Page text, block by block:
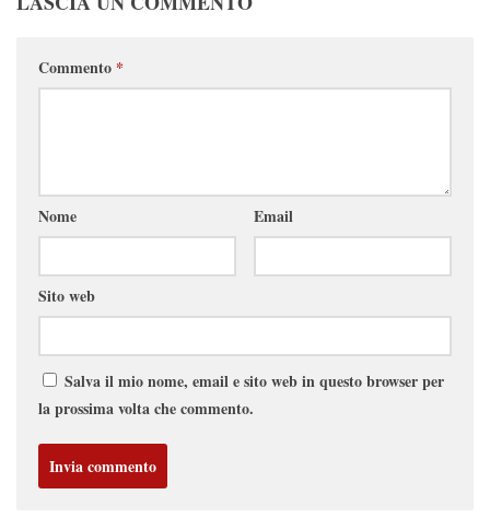
Commento *
Nome Email
Sito web
Salva il mio nome, email e sito web in questo browser per
la prossima volta che commento.